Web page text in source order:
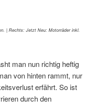
| Rechts: Jetzt Neu: Motorräder inkl.
man nun richtig heftig
von hinten rammt, nur
erfährt. So ist
durch den